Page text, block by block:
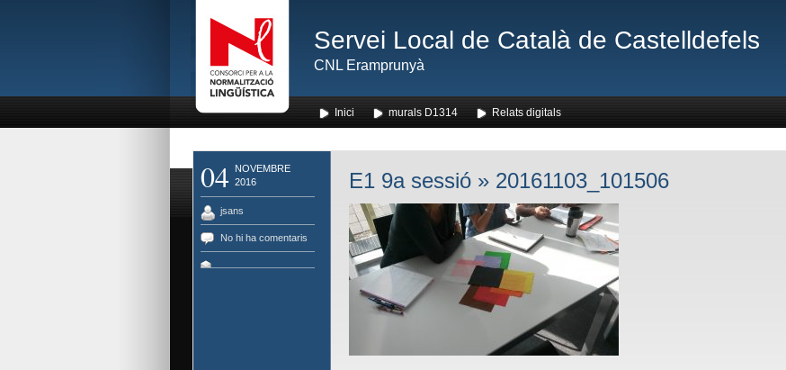
Servei Local de Català de Castelldefels
CNL Eramprunyà
Inici murals D1314 Relats digitals
04
NOVEMBRE
2016
jsans
No hi ha comentaris
E1 9a sessió» 20161103_101506